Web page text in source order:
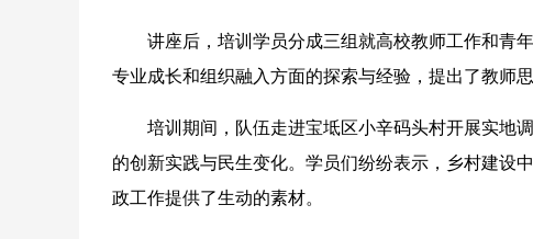
讲座后，培训学员分成三组就高校教师工作和青年
专业成长和组织融入方面的探索与经验，提出了教师
培训期间，队伍走进宝坻区小辛码头村开展实地调
的创新实践与民生变化。学员们纷纷表示，乡村建设
政工作提供了生动的素材。